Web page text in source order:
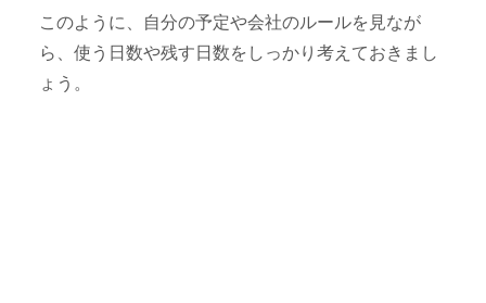
このように、自分の予定や会社のルールを見なが
ら、使う日数や残す日数をしっかり考えておきまし
ょう。